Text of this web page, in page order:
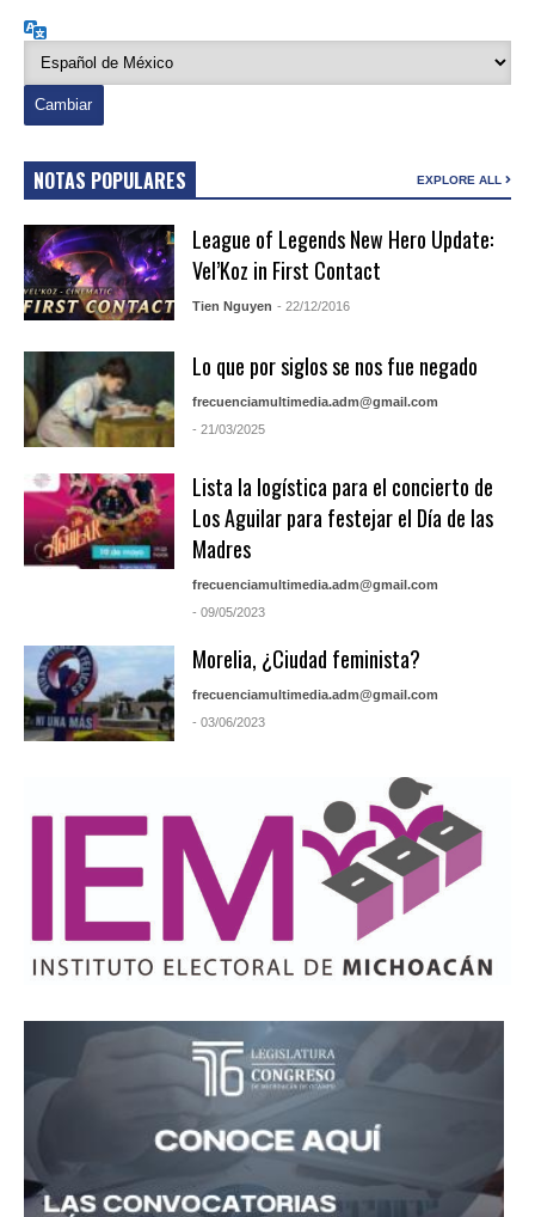
NOTAS POPULARES EXPLORE ALL
League of Legends New Hero Update:
Vel’Koz in First Contact
Tien Nguyen - 22/12/2016
Lo que por siglos se nos fue negado
frecuenciamultimedia.adm@gmail.com
- 21/03/2025
Lista la logística para el concierto de
Los Aguilar para festejar el Día de las
Madres
frecuenciamultimedia.adm@gmail.com
- 09/05/2023
Morelia, ¿Ciudad feminista?
frecuenciamultimedia.adm@gmail.com
- 03/06/2023